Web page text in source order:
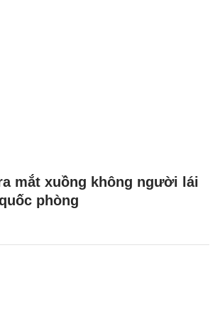
mắt xuồng không người lái
phòng